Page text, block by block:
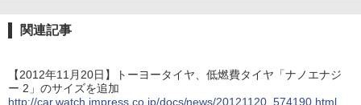
関連記事
【2012年11月20日】トーヨータイヤ、低燃費タイヤ「ナノエナジ
ー 2」のサイズを追加
http://car.watch.impress.co.jp/docs/news/20121120_574190.html